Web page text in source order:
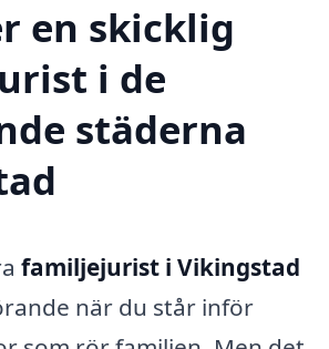
en skicklig
i de
städerna
familjejurist i Vikingstad
när du står inför